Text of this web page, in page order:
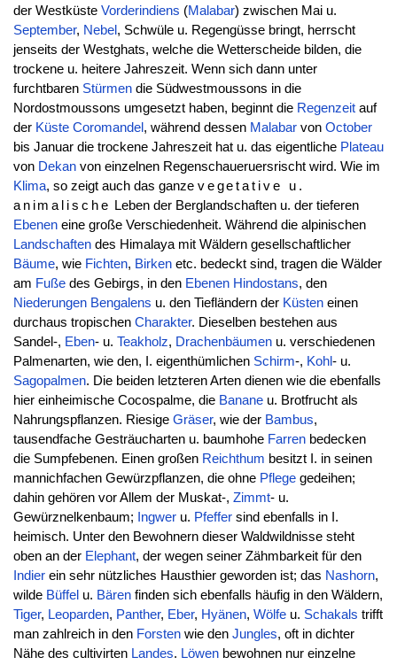
der Westküste Vorderindiens (Malabar) zwischen Mai u.
September, Nebel , Schwüle u. Regengüsse bringt, herrscht
jenseits der Westghats, welche die Wetterscheide bilden, die
trockene u. heitere Jahreszeit. Wenn sich dann unter
furchtbaren Stürmendie Südwestmoussons in die
Nordostmoussons umgesetzt haben, beginnt die Regenzeitauf
der Küste Coromandel , während dessen Malabarvon October
bis Januar die trockene Jahreszeit hat u. das eigentliche Plateau
von Dekanvon einzelnen Regenschaueruersrischt wird. Wie im
Klima, so zeigt auch das ganze vegetative u.
animalische Leben der Berglandschaften u. der tieferen
Ebeneneine große Verschiedenheit. Während die alpinischen
Landschaftendes Himalaya mit Wäldern gesellschaftlicher
Bäume, wie Fichten, Birkenetc. bedeckt sind, tragen die Wälder
am Fußedes Gebirgs, in den Ebenen Hindostans, den
Niederungen Bengalens u. den Tiefländern der Küsteneinen
durchaus tropischen Charakter. Dieselben bestehen aus
Sandel-, Eben- u. Teakholz, Drachenbäumenu. verschiedenen
Palmenarten, wie den, I. eigenthümlichen Schirm-, Kohl- u.
Sagopalmen. Die beiden letzteren Arten dienen wie die ebenfalls
hier einheimische Cocospalme, die Bananeu. Brotfrucht als
Nahrungspflanzen. Riesige Gräser, wie der Bambus,
tausendfache Gesträucharten u. baumhohe Farrenbedecken
die Sumpfebenen. Einen großen Reichthum besitzt I. in seinen
mannichfachen Gewürzpflanzen, die ohne Pflegegedeihen;
dahin gehören vor Allem der Muskat-, Zimmt- u.
Gewürznelkenbaum;
Ingweru. Pfeffersind ebenfalls in I.
heimisch. Unter den Bewohnern dieser Waldwildnisse steht
oben an der Elephant, der wegen seiner Zähmbarkeit für den
Indierein sehr nützliches Hausthier geworden ist; das Nashorn,
wilde Büffel u. Bärenfinden sich ebenfalls häufig in den Wäldern,
Tiger, Leoparden, Panther, Eber, Hyänen, Wölfeu. Schakals trifft
man zahlreich in den Forstenwie den Jungles, oft in dichter
Nähe des cultivirten Landes. Löwenbewohnen nur einzelne